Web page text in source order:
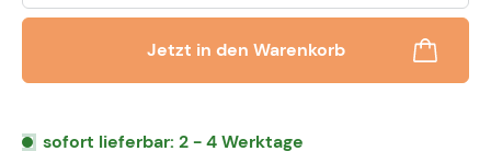
Jetzt in den Warenkorb
sofort lieferbar: 2 - 4 Werktage